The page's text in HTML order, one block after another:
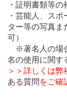
・証明書類等の
・芸能人、ス
ター等の写真ま
可）
※著名人の場
名の使用に関す
＞＞詳しくは弊
ある質問 をご確